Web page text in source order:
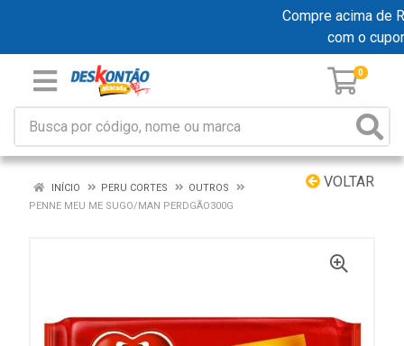
Compre acima de
com o
0
VOLTAR
INÍCIO PERU CORTES
OUTROS
PENNE MEU ME SUGO/MAN PERDGÃO300G